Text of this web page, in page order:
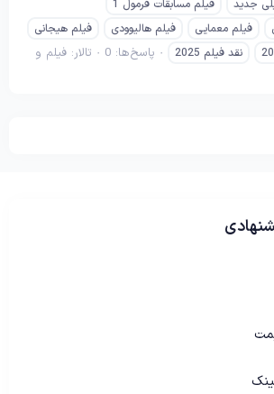
جدید
فیلم مسابقات فرمول 1
فیلم معمایی فیلم هالیوودی
فیلم هیجانی
نقد فیلم 2025 پاسخ‌ها: 0 تالار: فیلم و